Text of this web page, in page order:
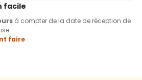
facile
à compter de la date de réception de
faire